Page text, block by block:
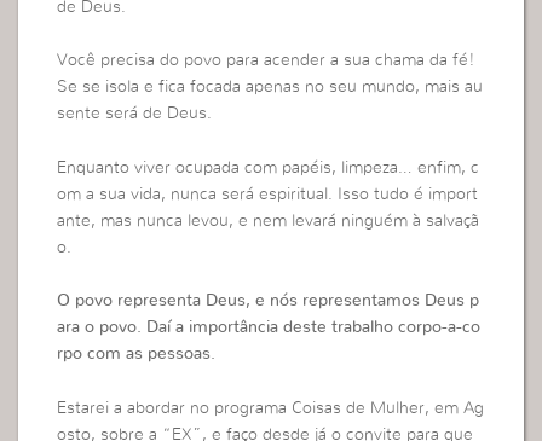
de Deus.
Você precisa do povo para acender a sua chama da fé!
Se se isola e fica focada apenas no seu mundo, mais au
sente será de Deus.
Enquanto viver ocupada com papéis, limpeza… enfim, c
om a sua vida, nunca será espiritual. Isso tudo é import
ante, mas nunca levou, e nem levará ninguém à salvaçã
o.
O povo representa Deus, e nós representamos Deus p
ara o povo. Daí a importância deste trabalho corpo-a-co
rpo com as pessoas.
Estarei a abordar no programa Coisas de Mulher, em Ag
osto, sobre a “EX”, e faço desde já o convite para que